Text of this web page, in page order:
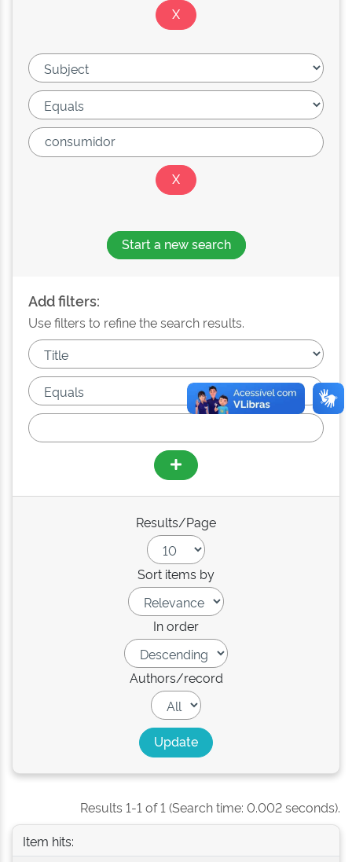
Start a new search
Add filters:
Use filters to refine the search results.
Results/Page
Sort items by
In order
Authors/record
Results 1-1 of 1 (Search time: 0.002 seconds).
Item hits: